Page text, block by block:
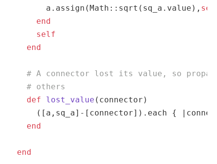
a.assign(Math::sqrt(sq_a.value),
end
self
end
# A connector lost its value, so
# others
def
lost_value (connector)
([a,sq_a]-[connector]).each {
end
end